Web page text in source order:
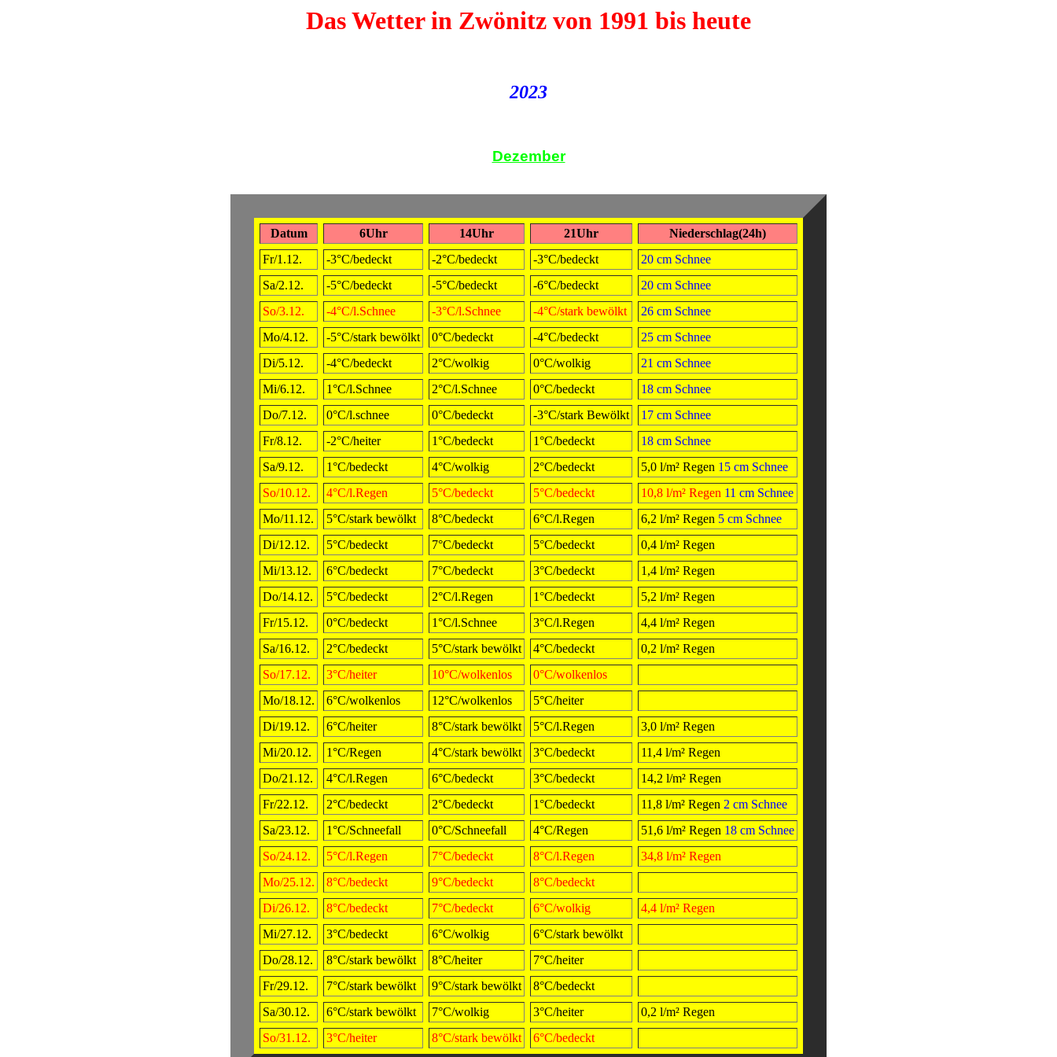
Das Wetter in Zwönitz von 1991 bis heute
2023
Dezember
Datum 6Uhr 14Uhr 21Uhr
Niederschlag(24h)
Fr/1.12.
-3°C/bedeckt -2°C/bedeckt -3°C/bedeckt
20 cm Schnee
Sa/2.12.
-5°C/bedeckt -5°C/bedeckt -6°C/bedeckt
20 cm Schnee
So/3.12.
-4°C/l.Schnee -3°C/l.Schnee -4°C/stark bewölkt
26 cm Schnee
Mo/4.12.
-5°C/stark bewölkt 0°C/bedeckt -4°C/bedeckt
25 cm Schnee
Di/5.12.
-4°C/bedeckt 2°C/wolkig 0°C/wolkig
21 cm Schnee
Mi/6.12.
1°C/l.Schnee 2°C/l.Schnee 0°C/bedeckt
18 cm Schnee
Do/7.12.
0°C/l.schnee 0°C/bedeckt -3°C/stark Bewölkt
17 cm Schnee
Fr/8.12.
-2°C/heiter 1°C/bedeckt 1°C/bedeckt
18 cm Schnee
Sa/9.12.
1°C/bedeckt 4°C/wolkig 2°C/bedeckt 5,0 l/m² Regen 15 cm Schnee
So/10.12.
4°C/l.Regen 5°C/bedeckt 5°C/bedeckt 10,8 l/m² Regen 11 cm Schnee
Mo/11.12.
5°C/stark bewölkt 8°C/bedeckt 6°C/l.Regen 6,2 l/m² Regen 5 cm Schnee
Di/12.12.
5°C/bedeckt 7°C/bedeckt 5°C/bedeckt
0,4 l/m² Regen
Mi/13.12.
6°C/bedeckt 7°C/bedeckt 3°C/bedeckt
1,4 l/m² Regen
Do/14.12.
5°C/bedeckt 2°C/l.Regen 1°C/bedeckt
5,2 l/m² Regen
Fr/15.12.
0°C/bedeckt 1°C/l.Schnee 3°C/l.Regen
4,4 l/m² Regen
Sa/16.12.
2°C/bedeckt 5°C/stark bewölkt 4°C/bedeckt
0,2 l/m² Regen
So/17.12.
3°C/heiter 10°C/wolkenlos
0°C/wolkenlos
Mo/18.12.
6°C/wolkenlos 12°C/wolkenlos
5°C/heiter
Di/19.12.
6°C/heiter 8°C/stark bewölkt 5°C/l.Regen
3,0 l/m² Regen
Mi/20.12.
1°C/Regen 4°C/stark bewölkt 3°C/bedeckt
11,4 l/m² Regen
Do/21.12.
4°C/l.Regen 6°C/bedeckt 3°C/bedeckt
14,2 l/m² Regen
Fr/22.12.
2°C/bedeckt 2°C/bedeckt 1°C/bedeckt 11,8 l/m² Regen 2 cm Schnee
Sa/23.12.
1°C/Schneefall 0°C/Schneefall 4°C/Regen 51,6 l/m² Regen 18 cm Schnee
So/24.12.
5°C/l.Regen 7°C/bedeckt 8°C/l.Regen
34,8 l/m² Regen
Mo/25.12.
8°C/bedeckt 9°C/bedeckt
8°C/bedeckt
Di/26.12.
8°C/bedeckt 7°C/bedeckt 6°C/wolkig
4,4 l/m² Regen
Mi/27.12.
3°C/bedeckt 6°C/wolkig
6°C/stark bewölkt
Do/28.12.
8°C/stark bewölkt 8°C/heiter
7°C/heiter
Fr/29.12.
7°C/stark bewölkt 9°C/stark bewölkt
8°C/bedeckt
Sa/30.12.
6°C/stark bewölkt 7°C/wolkig 3°C/heiter
0,2 l/m² Regen
So/31.12.
3°C/heiter 8°C/stark bewölkt 6°C/bedeckt